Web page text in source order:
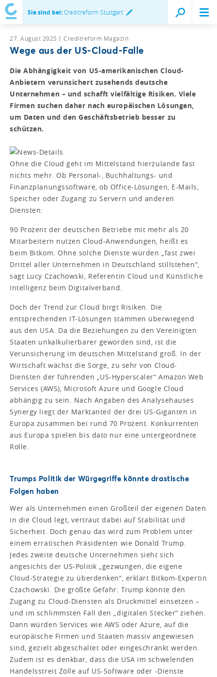
Sie sind bei:Creditreform Stuttgart
27. August 2025 Creditreform Magazin
Wege aus der US-Cloud-Falle
Die Abhängigkeit von US-amerikanischen Cloud-
Anbietern verunsichert zusehends deutsche
Unternehmen – und schafft vielfältige Risiken. Viele
Firmen suchen daher nach europäischen Lösungen,
um Daten und den Geschäftsbetrieb besser zu
schützen.
Ohne die Cloud geht im Mittelstand hierzulande fast
nichts mehr. Ob Personal-, Buchhaltungs- und
Finanzplanungssoftware, ob Office-Lösungen, E-Mails,
Speicher oder Zugang zu Servern und anderen
Diensten:
90 Prozent der deutschen Betriebe mit mehr als 20
Mitarbeitern nutzen Cloud-Anwendungen, heißt es
beim Bitkom. Ohne solche Dienste würden „fast zwei
Drittel aller Unternehmen in Deutschland stillstehen“,
sagt Lucy Czachowski, Referentin Cloud und Künstliche
Intelligenz beim Digitalverband.
Doch der Trend zur Cloud birgt Risiken. Die
entsprechenden IT-Lösungen stammen überwiegend
aus den USA. Da die Beziehungen zu den Vereinigten
Staaten unkalkulierbarer geworden sind, ist die
Verunsicherung im deutschen Mittelstand groß. In der
Wirtschaft wächst die Sorge, zu sehr von Cloud-
Diensten der führenden „US-Hyperscaler“ Amazon Web
Services (AWS), Microsoft Azure und Google Cloud
abhängig zu sein. Nach Angaben des Analysehauses
Synergy liegt der Marktanteil der drei US-Giganten in
Europa zusammen bei rund 70 Prozent. Konkurrenten
aus Europa spielen bis dato nur eine untergeordnete
Rolle.
Trumps Politik der Würgegriffe könnte drastische
Folgen haben
Wer als Unternehmen einen Großteil der eigenen Daten
in die Cloud legt, vertraut dabei auf Stabilität und
Sicherheit. Doch genau das wird zum Problem unter
einem erratischen Präsidenten wie Donald Trump.
Jedes zweite deutsche Unternehmen sieht sich
angesichts der US-Politik „gezwungen, die eigene
Cloud-Strategie zu überdenken“, erklärt Bitkom-Expertin
Czachowski. Die größte Gefahr: Trump könnte den
Zugang zu Cloud-Diensten als Druckmittel einsetzen –
und im schlimmsten Fall den „digitalen Stecker“ ziehen.
Dann würden Services wie AWS oder Azure, auf die
europäische Firmen und Staaten massiv angewiesen
sind, gezielt abgeschaltet oder eingeschränkt werden.
Zudem ist es denkbar, dass die USA im schwelenden
Handelsstreit Zölle auf US-Software oder -Dienste